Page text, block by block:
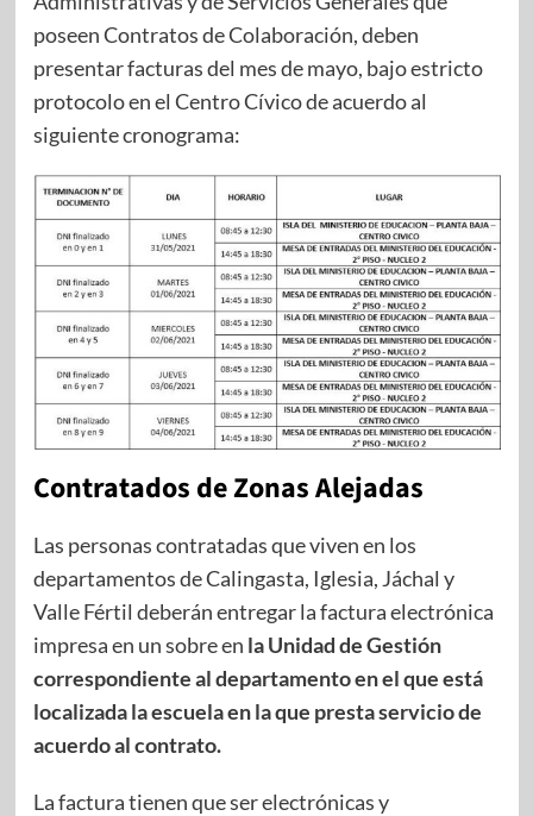
poseen Contratos de Colaboración, deben
presentar facturas del mes de mayo, bajo estricto
protocolo en el Centro Cívico de acuerdo al
siguiente cronograma:
Contratados de Zonas Alejadas
Las personas contratadas que viven en los
departamentos de Calingasta, Iglesia, Jáchal y
Valle Fértil deberán entregar la factura electrónica
impresa en un sobre en la Unidad de Gestión
correspondiente al departamento en el que está
localizada la escuela en la que presta servicio de
acuerdo al contrato.
La factura tienen que ser electrónicas y